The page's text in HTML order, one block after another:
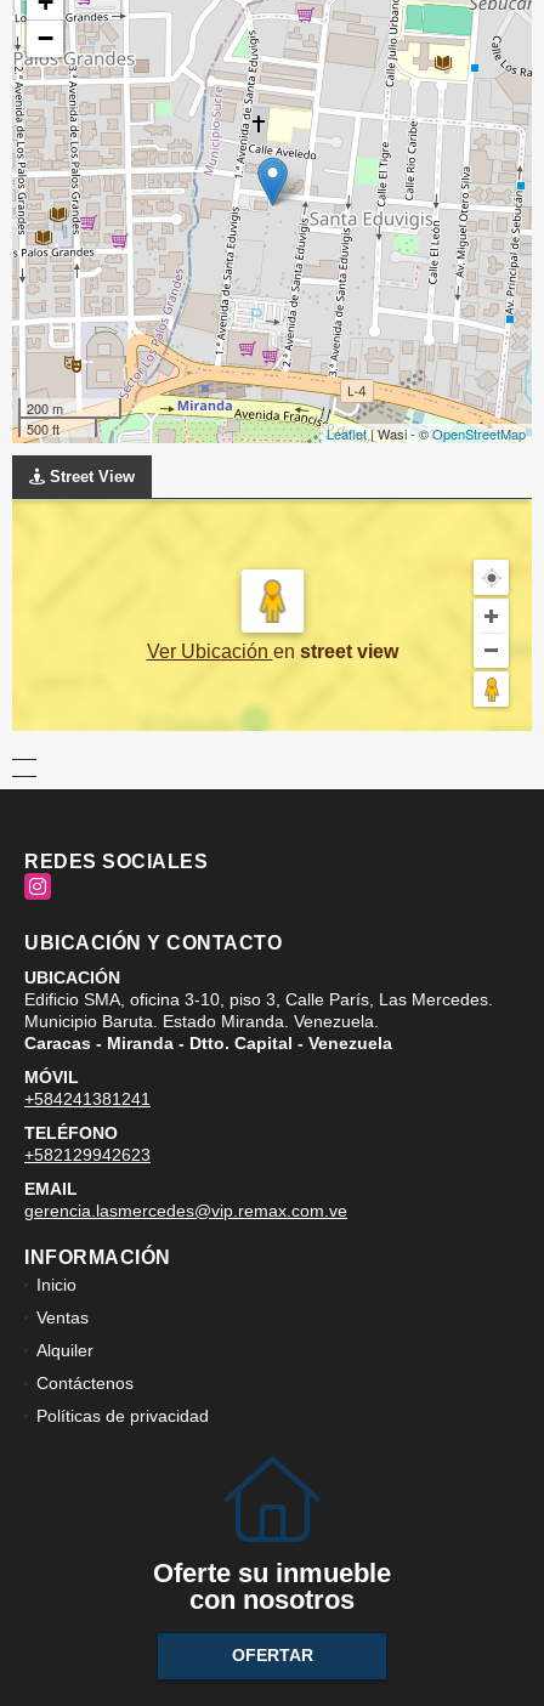
−
200 m
500 ft
Leaflet| Wasi - ©OpenStreetMap
Street View
Ver Ubicación en street view
REDES SOCIALES
Instagram
UBICACIÓN Y CONTACTO
UBICACIÓN
Edificio SMA, oficina 3-10, piso 3, Calle París, Las Mercedes.
Municipio Baruta. Estado Miranda. Venezuela.
Caracas - Miranda - Dtto. Capital - Venezuela
MÓVIL
+584241381241
TELÉFONO
+582129942623
EMAIL
gerencia.lasmercedes@vip.remax.com.ve
INFORMACIÓN
Inicio
Ventas
Alquiler
Contáctenos
Políticas de privacidad
Oferte su inmueble
con nosotros
OFERTAR